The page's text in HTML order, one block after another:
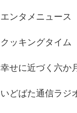
エンタメニュース
クッキングタイム
幸せに近づく六か
いどばた通信ラジ